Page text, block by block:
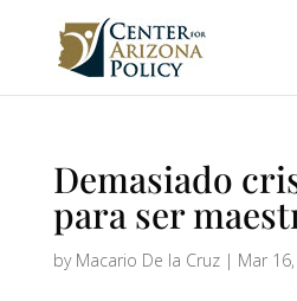
Demasiado
para ser
by Macario De la Cruz| Mar